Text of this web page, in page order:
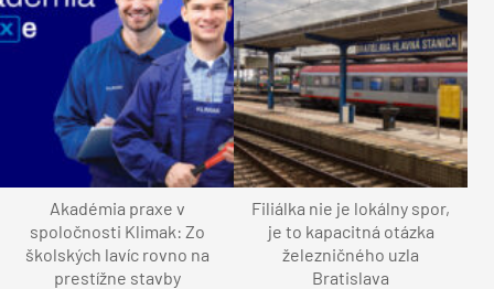
Akadémia praxe v
spoločnosti Klimak: Zo
školských lavíc rovno na
prestížne stavby
Filiálka nie je lokálny spor,
je to kapacitná otázka
železničného uzla
Bratislava